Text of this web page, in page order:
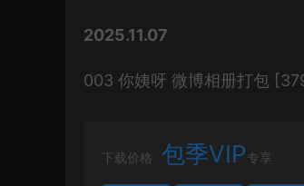
2025.11.07
003 你姨呀 微博相册打包
下载价格 包季VIP 专享